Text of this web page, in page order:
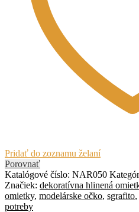
Pridať do zoznamu želaní
Porovnať
Katalógové číslo: NAR050
Značiek: dekoratívna hlinená
omietky, modelárske očko, sgrafito,
potreby